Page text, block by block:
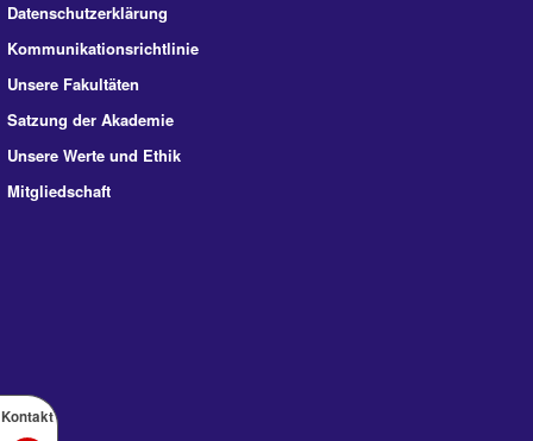
Kontakt
Datenschutzerklärung
Kommunikationsrichtlinie
Unsere Fakultäten
Satzung der Akademie
Unsere Werte und Ethik
Mitgliedschaft